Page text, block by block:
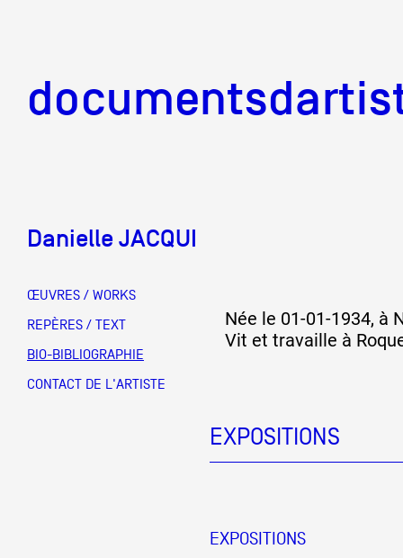
Mission
Équipe
Partenaires
Crédits
Danielle JACQUI
ŒUVRES / WORKS
REPÈRES / TEXT
BIO-BIBLIOGRAPHIE
CONTACT DE L'ARTISTE
Née le 01-01-1934, à
Vit et travaille à
EXPOSITIONS
EXPOSITIONS